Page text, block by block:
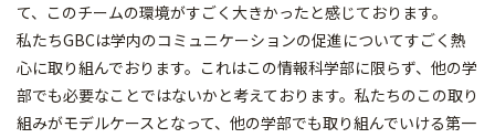
て、このチームの環境がすごく大きかったと感じております。
私たちGBCは学内のコミュニケーションの促進についてすごく熱
心に取り組んでおります。これはこの情報科学部に限らず、他の学
部でも必要なことではないかと考えております。私たちのこの取り
組みがモデルケースとなって、他の学部でも取り組んでいける第一